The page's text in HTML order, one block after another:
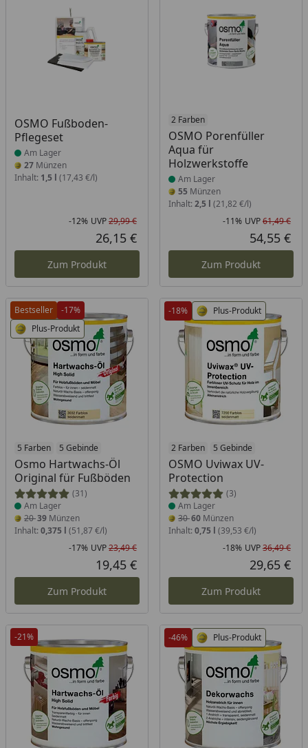
OSMO Fußboden-
Pflegeset
Produkt am Lager
Am Lager
27 Münzen
Inhalt: 1,5 l (17,43 €/l)
Rabatt in Prozent
-12%
Ursprünglicher Preis
UVP29,99 €
Aktueller Preis
26,15 €
Zum Produkt
2 Farben
OSMO Porenfüller
Aqua für
Holzwerkstoffe
Produkt am Lager
Am Lager
55 Münzen
Inhalt: 2,5 l (21,82 €/l)
-11% UVP61,49 €
54,55 €
Zum Produkt
Bestseller
-17%
Plus-Produkt
5 Farben 5 Gebinde
Osmo Hartwachs-Öl
Original für Fußböden
(31)
Produkt am Lager
Am Lager
2039 Münzen
Inhalt: 0,375 l (51,87 €/l)
Rabatt in Prozent
-17%
Ursprünglicher Preis
UVP23,49 €
Aktueller Preis
19,45 €
Zum Produkt
-18% Plus-Produkt
2 Farben 5 Gebinde
OSMO Uviwax UV-
Protection
(3)
Produkt am Lager
Am Lager
3060Münzen
Inhalt: 0,75 l (39,53 €/l)
-18% UVP36,49 €
29,65 €
Zum Produkt
-21% -46% Plus-Produkt